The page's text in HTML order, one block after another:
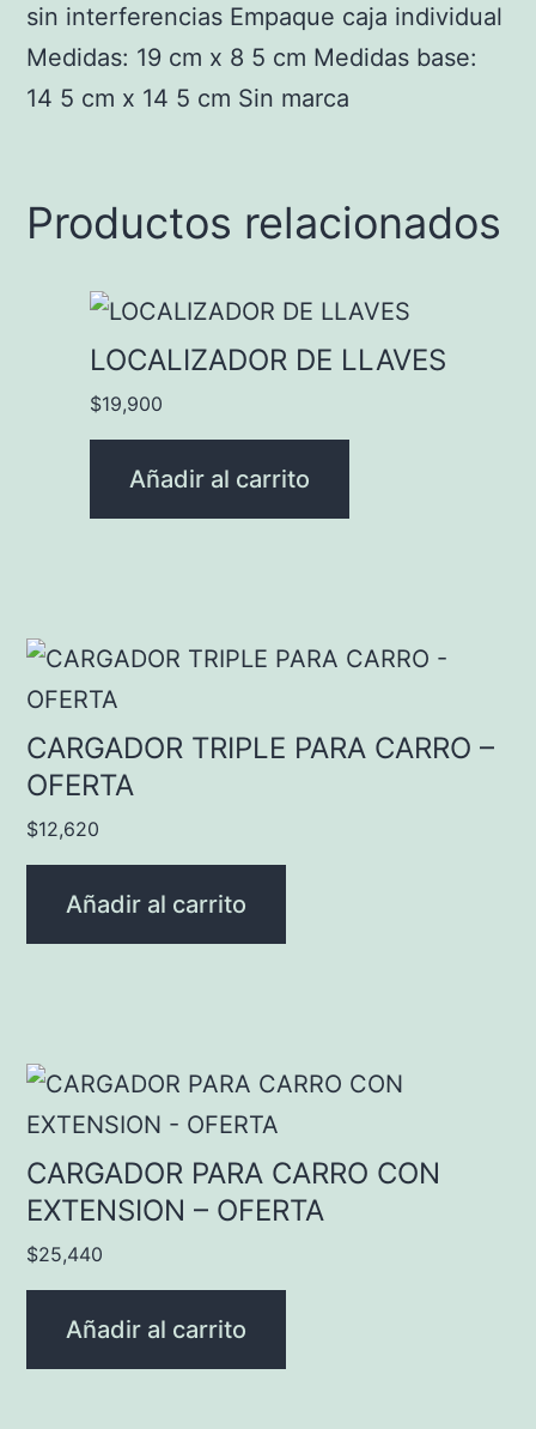
sin interferencias Empaque caja individual
Medidas: 19 cm x 8 5 cm Medidas base:
14 5 cm x 14 5 cm Sin marca
Productos relacionados
LOCALIZADOR DE LLAVES
$19,900
Añadir al carrito
CARGADOR TRIPLE PARA CARRO –
OFERTA
$12,620
Añadir al carrito
CARGADOR PARA CARRO CON
EXTENSION – OFERTA
$25,440
Añadir al carrito